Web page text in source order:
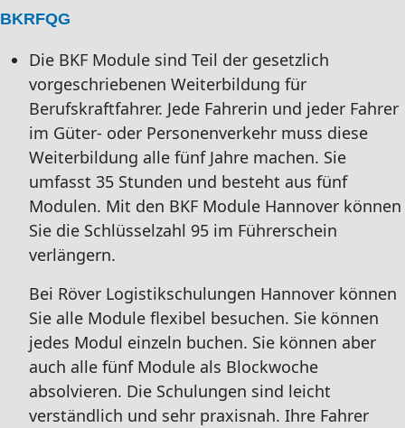
BKRFQG
Die BKF Module sind Teil der gesetzlich
vorgeschriebenen Weiterbildung für
Berufskraftfahrer. Jede Fahrerin und jeder Fahrer
im Güter- oder Personenverkehr muss diese
Weiterbildung alle fünf Jahre machen. Sie
umfasst 35 Stunden und besteht aus fünf
Modulen. Mit den BKF Module Hannover können
Sie die Schlüsselzahl 95 im Führerschein
verlängern.
Bei Röver Logistikschulungen Hannover können
Sie alle Module flexibel besuchen. Sie können
jedes Modul einzeln buchen. Sie können aber
auch alle fünf Module als Blockwoche
absolvieren. Die Schulungen sind leicht
verständlich und sehr praxisnah. Ihre Fahrer